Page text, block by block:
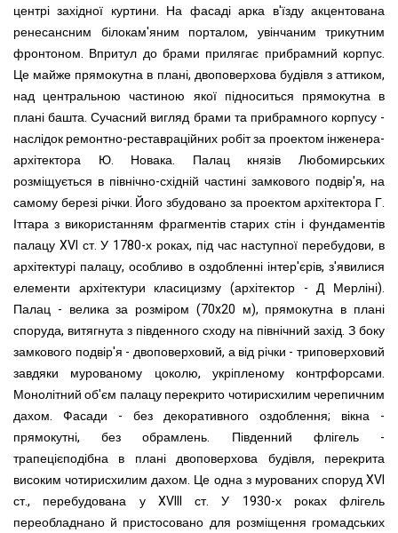
центрі західної куртини. На фасаді арка в'їзду акцентована
ренесансним білокам'яним порталом, увінчаним трикутним
фронтоном. Впритул до брами прилягає прибрамний корпус.
Це майже прямокутна в плані, двоповерхова будівля з аттиком,
над центральною частиною якої підноситься прямокутна в
плані башта. Сучасний вигляд брами та прибрамного корпусу -
наслідок ремонтно-реставраційних робіт за проектом інженера-
архітектора Ю. Новака. Палац князів Любомирських
розміщується в північно-східній частині замкового подвір'я, на
самому березі річки. Його збудовано за проектом архітектора Г.
Іттара з використанням фрагментів старих стін і фундаментів
палацу XVI ст. У 1780-х роках, під час наступної перебудови, в
архітектурі палацу, особливо в оздобленні інтер'єрів, з'явилися
елементи архітектури класицизму (архітектор - Д Мерліні).
Палац - велика за розміром (70x20 м), прямокутна в плані
споруда, витягнута з південного сходу на північний захід. З боку
замкового подвір'я - двоповерховий, а від річки - триповерховий
завдяки мурованому цоколю, укріпленому контрфорсами.
Монолітний об'єм палацу перекрито чотирисхилим черепичним
дахом. Фасади - без декоративного оздоблення; вікна -
прямокутні, без обрамлень. Південний флігель -
трапецієподібна в плані двоповерхова будівля, перекрита
високим чотирисхилим дахом. Це одна з мурованих споруд XVI
ст., перебудована у XVIII ст. У 1930-х роках флігель
переобладнано й пристосовано для розміщення громадських